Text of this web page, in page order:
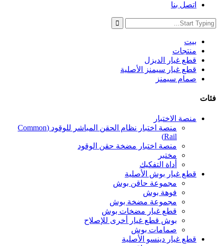
اتصل بنا
بيت
منتجات
قطع غيار الديزل
قطع غيار سيمنز الأصلية
صمام سيمنز
فئات
منصة الاختبار
منصة اختبار نظام الحقن المباشر للوقود (Common
Rail)
منصة اختبار مضخة حقن الوقود
مختبر
أداة التفكيك
قطع غيار بوش الأصلية
مجموعة حاقن بوش
فوهة بوش
مجموعة مضخة بوش
قطع غيار مضخات بوش
بوش قطع غيار أخرى للإصلاح
صمامات بوش
قطع غيار دينسو الأصلية